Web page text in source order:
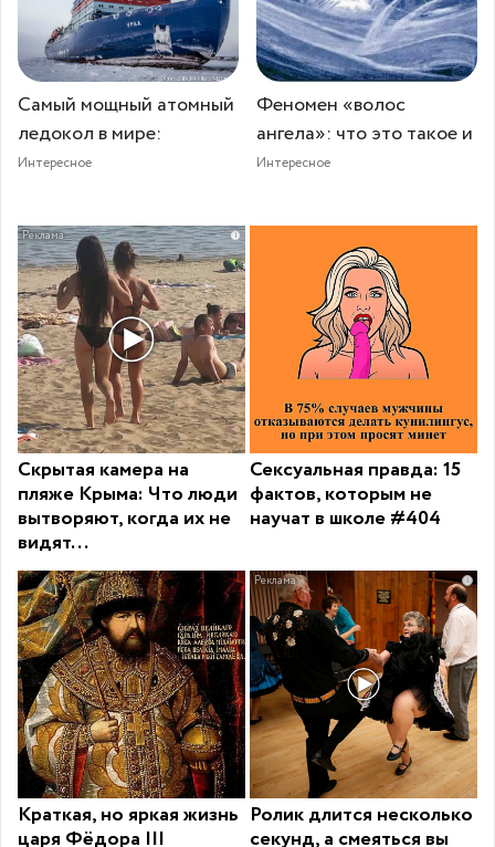
Самый мощный атомный
ледокол в мире:
Интересное
Феномен «волос
ангела»: что это такое и
Интересное
i
Скрытая камера на
пляже Крыма: Что люди
вытворяют, когда их не
видят...
Сексуальная правда: 15
фактов, которым не
научат в школе #404
Краткая, но яркая жизнь
царя Фёдора III
i
Ролик длится несколько
секунд, а смеяться вы